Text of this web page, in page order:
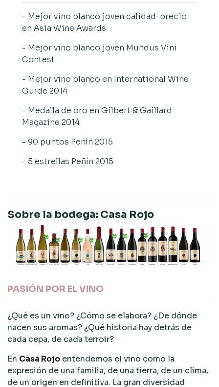
- Mejor vino blanco joven calidad-precio
en Asia Wine Awards
- Mejor vino blanco joven Mundus Vini
Contest
- Mejor vino blanco en International Wine
Guide 2014
- Medalla de oro en Gilbert & Gaillard
Magazine 2014
- 90 puntos Peñín 2015
- 5 estrellas Peñín 2015
Sobre la bodega: Casa Rojo
PASIÓN POR EL VINO
¿Qué es un vino? ¿Cómo se elabora? ¿De dónde
nacen sus aromas? ¿Qué historia hay detrás de
cada cepa, de cada terroir?
En Casa Rojo entendemos el vino como la
expresión de una familia, de una tierra, de un clima,
de un orígen en definitiva. La gran diversidad